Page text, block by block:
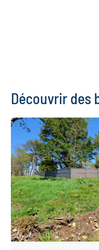
Découvrir des